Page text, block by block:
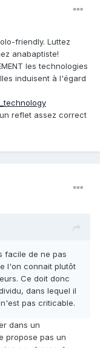
friendly. Luttez
anabaptiste!
les technologies
induisent à l'égard
reflet assez correct
facile de ne pas
l'on connait plutôt
Ce doit donc
dans lequel il
pas criticable.
dans un
propose pas un